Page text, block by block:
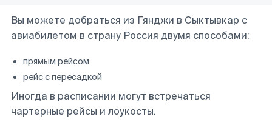
Вы можете добраться из Гянджи в Сыктывкар с
авиабилетом в страну Россия двумя способами:
прямым рейсом
рейс с пересадкой
Иногда в расписании могут встречаться
чартерные рейсы и лоукосты.